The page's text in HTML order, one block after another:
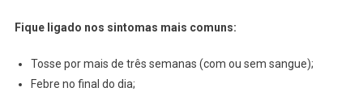
Fique ligado nos sintomas mais comuns:
Tosse por mais de três semanas (com ou sem sangue);
Febre no final do dia;